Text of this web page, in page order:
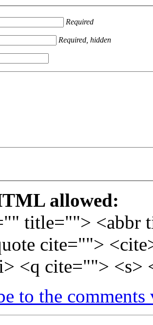
Required
Required, hidden
allowed:
title=""> <abbr
cite="">
<q cite=""> <s>
to the comments